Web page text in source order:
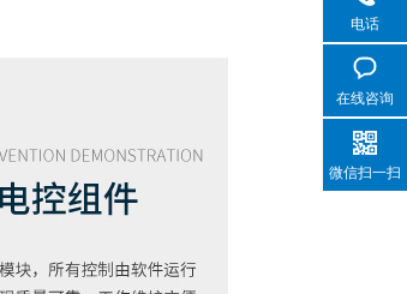
电话
在线咨询
微信扫一扫